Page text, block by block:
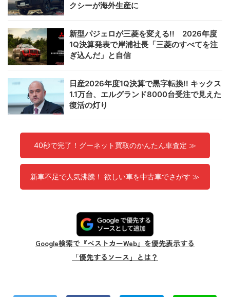
クシーが海外生産に
新型パジェロが三菱を変える!! 2026年度
1Q決算発表で岸浦社長「三菱のすべてを注
ぎ込んだ」と自信
日産2026年度1Q決算で黒字転換!! キックス
1.1万台、エルグランド8000台受注で見えた
復活の灯り
40秒で完了！グーネット買取のかんたん車査定 ≫
新車不足で人気沸騰！ 欲しい車を中古車でさがす ≫
Google検索で『ベストカーWeb』を優先表示する
「優先するソース」とは？